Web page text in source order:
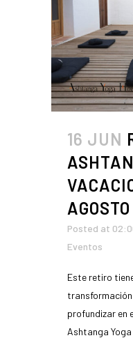
16 JUN
Posted at
Eventos
Este retiro
profundizar en
Ashtanga